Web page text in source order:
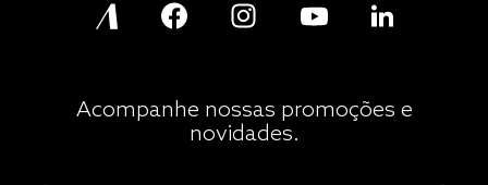
Acompanhe nossas promoções e
novidades.